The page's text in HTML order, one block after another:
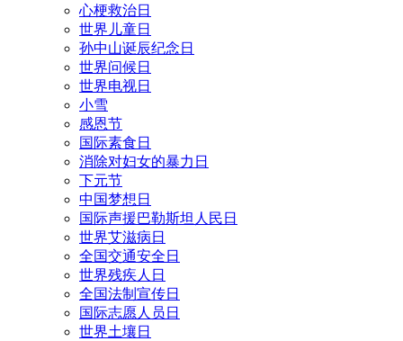
心梗救治日
世界儿童日
孙中山诞辰纪念日
世界问候日
世界电视日
小雪
感恩节
国际素食日
消除对妇女的暴力日
下元节
中国梦想日
国际声援巴勒斯坦人民日
世界艾滋病日
全国交通安全日
世界残疾人日
全国法制宣传日
国际志愿人员日
世界土壤日